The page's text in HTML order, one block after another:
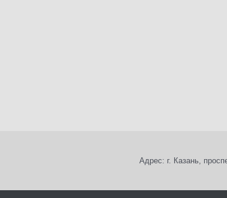
Адрес: г. Казань,